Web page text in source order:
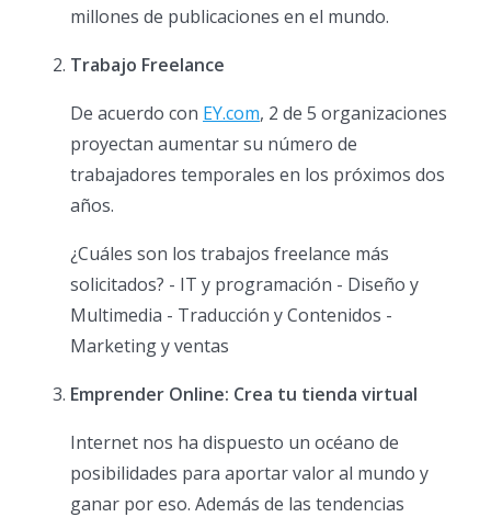
millones de publicaciones en el mundo.
Trabajo Freelance
De acuerdo con EY.com, 2 de 5 organizaciones
proyectan aumentar su número de
trabajadores temporales en los próximos dos
años.
¿Cuáles son los trabajos freelance más
solicitados? - IT y programación - Diseño y
Multimedia - Traducción y Contenidos -
Marketing y ventas
Emprender Online: Crea tu tienda virtual
Internet nos ha dispuesto un océano de
posibilidades para aportar valor al mundo y
ganar por eso. Además de las tendencias